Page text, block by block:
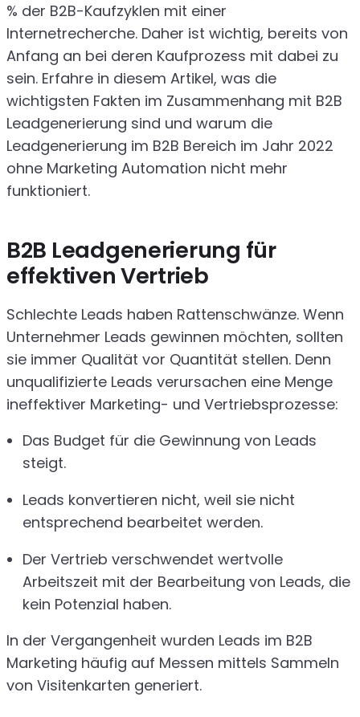
% der B2B-Kaufzyklen mit einer
Internetrecherche. Daher ist wichtig, bereits von
Anfang an bei deren Kaufprozess mit dabei zu
sein. Erfahre in diesem Artikel, was die
wichtigsten Fakten im Zusammenhang mit B2B
Leadgenerierung sind und warum die
Leadgenerierung im B2B Bereich im Jahr 2022
ohne Marketing Automation nicht mehr
funktioniert.
B2B Leadgenerierung für
effektiven Vertrieb
Schlechte Leads haben Rattenschwänze. Wenn
Unternehmer Leads gewinnen möchten, sollten
sie immer Qualität vor Quantität stellen. Denn
unqualifizierte Leads verursachen eine Menge
ineffektiver Marketing- und Vertriebsprozesse:
Das Budget für die Gewinnung von Leads
steigt.
Leads konvertieren nicht, weil sie nicht
entsprechend bearbeitet werden.
Der Vertrieb verschwendet wertvolle
Arbeitszeit mit der Bearbeitung von Leads, die
kein Potenzial haben.
In der Vergangenheit wurden Leads im B2B
Marketing häufig auf Messen mittels Sammeln
von Visitenkarten generiert.